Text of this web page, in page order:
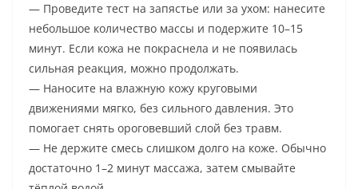
— Проведите тест на запястье или за ухом: нанесите
небольшое количество массы и подержите 10–15
минут. Если кожа не покраснела и не появилась
сильная реакция, можно продолжать.
— Наносите на влажную кожу круговыми
движениями мягко, без сильного давления. Это
помогает снять ороговевший слой без травм.
— Не держите смесь слишком долго на коже. Обычно
достаточно 1–2 минут массажа, затем смывайте